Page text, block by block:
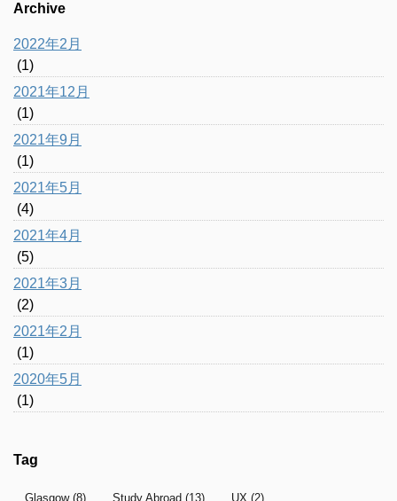
Archive
2022年2月
(1)
2021年12月
(1)
2021年9月
(1)
2021年5月
(4)
2021年4月
(5)
2021年3月
(2)
2021年2月
(1)
2020年5月
(1)
Tag
Glasgow(8) Study Abroad (13) UX (2)